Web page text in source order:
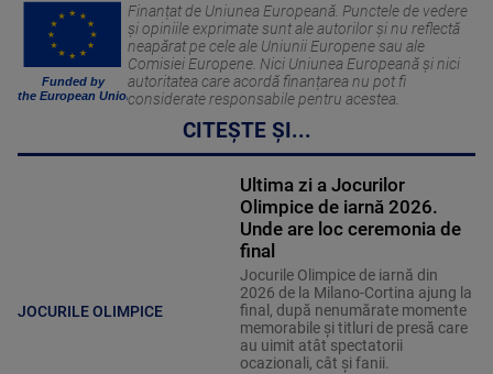
Funded by
the European Union
Finanțat de Uniunea Europeană. Punctele de vedere
și opiniile exprimate sunt ale autorilor și nu reflectă
neapărat pe cele ale Uniunii Europene sau ale
Comisiei Europene. Nici Uniunea Europeană și nici
autoritatea care acordă finanțarea nu pot fi
considerate responsabile pentru acestea.
CITEȘTE ȘI...
JOCURILE OLIMPICE
Ultima zi a Jocurilor
Olimpice de iarnă 2026.
Unde are loc ceremonia de
final
Jocurile Olimpice de iarnă din
2026 de la Milano-Cortina ajung la
final, după nenumărate momente
memorabile și titluri de presă care
au uimit atât spectatorii
ocazionali, cât și fanii.